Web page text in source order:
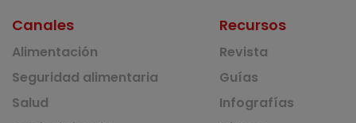
Canales
Alimentación
Seguridad alimentaria
Salud
Recursos
Revista
Guías
Infografías